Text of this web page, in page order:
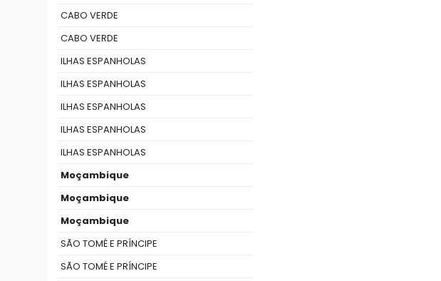
CABO VERDE
CABO VERDE
ILHAS ESPANHOLAS
ILHAS ESPANHOLAS
ILHAS ESPANHOLAS
ILHAS ESPANHOLAS
ILHAS ESPANHOLAS
Moçambique
Moçambique
Moçambique
SÃO TOMÉ E PRÍNCIPE
SÃO TOMÉ E PRÍNCIPE